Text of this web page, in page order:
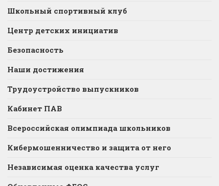
Школьный спортивный клуб
Центр детских инициатив
Безопасность
Наши достижения
Трудоустройство выпускников
Кабинет ПАВ
Всероссийская олимпиада школьников
Кибермошенничество и защита от него
Независимая оценка качества услуг